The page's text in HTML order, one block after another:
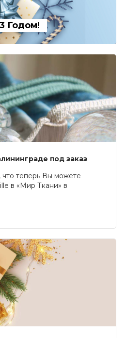
Годом!
под заказ
теперь Вы можете
в «Мир Ткани» в